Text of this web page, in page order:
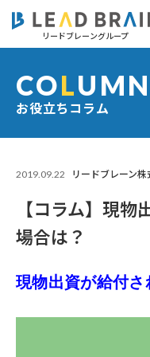
リードブレーングループ
お役立ちコラム
COLUMN
2019.09.22 リードブレーン株
【コラム】現
場合は？
現物出資が給付さ